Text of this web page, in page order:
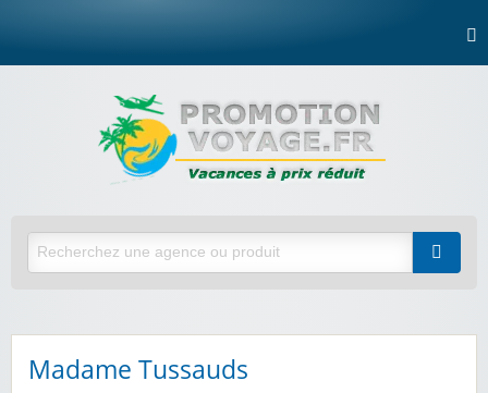
Madame Tussauds